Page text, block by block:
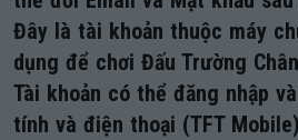
Đây là tài khoản thuộc máy
dụng để chơi Đấu Trường
Tài khoản có thể đăng nhập
tính và điện thoại (TFT